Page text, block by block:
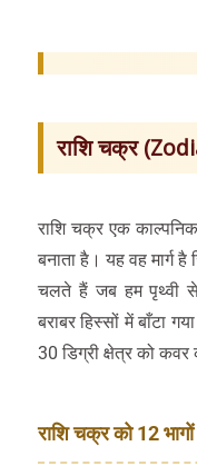
राशि चक्र
राशि चक्र एक
बनाता है। यह वह मार्ग
चलते हैं जब हम पृथ्वी
बराबर हिस्सों में बाँटा
30 डिग्री क्षेत्र को कवर
राशि चक्र को 12